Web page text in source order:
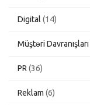
Digital (14)
Müştəri Davranışları
PR (36)
Reklam (6)